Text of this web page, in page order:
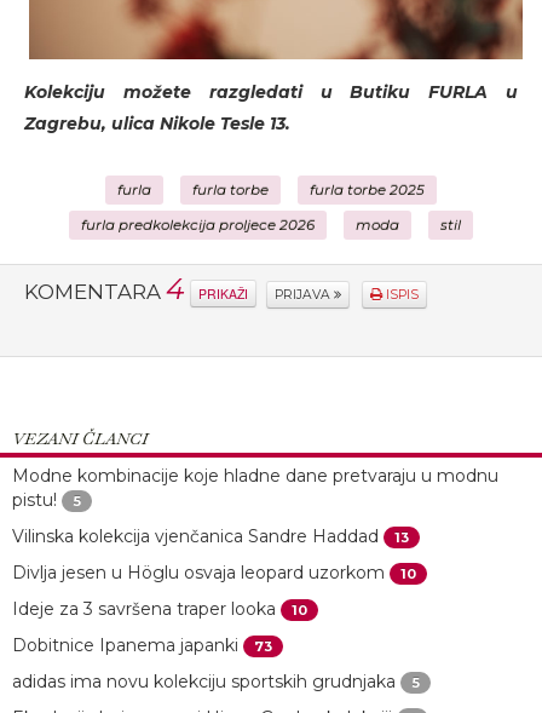
Kolekciju možete razgledati u Butiku FURLA u
Zagrebu, ulica Nikole Tesle 13.
furla furla torbe furla torbe 2025
furla predkolekcija proljece 2026 moda stil
KOMENTARA 4 PRIKAŽI PRIJAVA ISPIS
VEZANI ČLANCI
Modne kombinacije koje hladne dane pretvaraju u modnu
pistu!
5
Vilinska kolekcija vjenčanica Sandre Haddad 13
Divlja jesen u Höglu osvaja leopard uzorkom 10
Ideje za 3 savršena traper looka 10
Dobitnice Ipanema japanki 73
adidas ima novu kolekciju sportskih grudnjaka 5